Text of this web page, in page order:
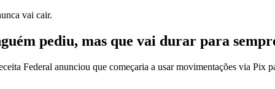
vai cair.
pediu, mas que vai durar para
Federal anunciou que começaria a usar movimentações via Pix